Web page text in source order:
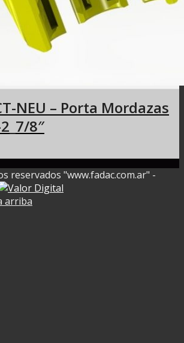
NEU – Porta Mordazas
8″
reservados "www.fadac.com.ar" -
arriba